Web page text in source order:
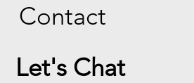
Contact
Let's Chat